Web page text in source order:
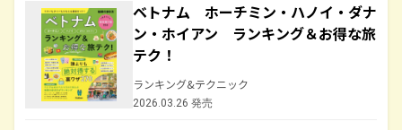
ベトナム ホーチミン・ハノイ・ダナ
ン・ホイアン ランキング＆お得な旅
テク！
ランキング&テクニック
2026.03.26 発売